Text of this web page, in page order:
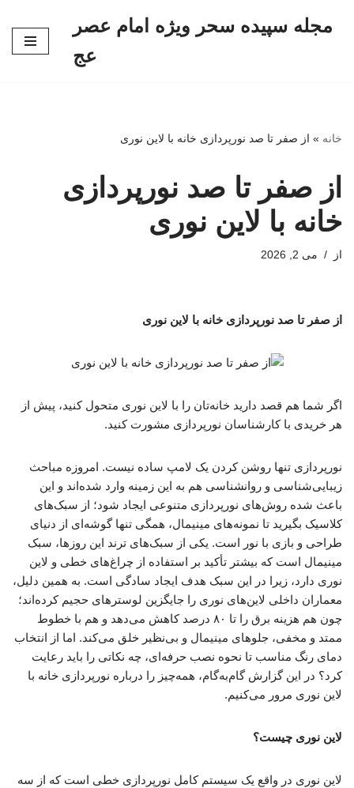
مجله سپیده سحر ویژه امام عصر
عج
خانه » از صفر تا صد نورپردازی خانه با لاین نوری
از صفر تا صد نورپردازی
خانه با لاین نوری
از می 2, 2026
از صفر تا صد نورپردازی خانه با لاین نوری
اگر شما هم قصد دارید خانه‌تان را با لاین نوری متحول کنید، پیش از
هر خریدی با کارشناسان نورپردازی مشورت کنید.
نورپردازی تنها روشن کردن یک لامپ ساده نیست. امروزه مباحث
زیبایی‌شناسی و روانشناسی هم به این زمینه وارد شده‌اند و این
باعث شده روش‌های نورپردازی متنوعی ایجاد شود؛ از سبک‌های
کلاسیک بگیرید تا نمونه‌های مینیمال، همگی تنها گوشه‌ای از دنیای
طراحی و بازی با نور است. یکی از سبک‌های ترند این روزها، سبک
مینیمال است که بیشتر تأکید بر استفاده از چراغ‌های خطی و لاین
نوری دارد، زیرا در این سبک هدف ایجاد سادگی است. به همین دلیل،
معماران داخلی لاین‌های نوری را جایگزین لوسترهای حجیم کرده‌اند؛
چون هم هزینه برق را تا ۸۰ درصد کاهش می‌دهد و هم با خطوط
ممتد و مخفی، جلوهای مینیمال و بی‌نظیر خلق می‌کند. اما از انتخاب
دمای رنگ مناسب تا نحوه نصب حرفه‌ای، چه نکاتی را باید رعایت
کرد؟ در این گزارش گام‌به‌گام، همه‌چیز را درباره نورپردازی خانه با
لاین نوری مرور می‌کنیم.
لاین نوری چیست؟
لاین نوری در واقع یک سیستم کامل نورپردازی خطی است که از سه